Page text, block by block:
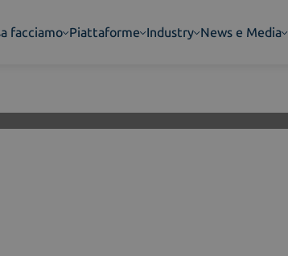
facciamo Piattaforme Industry News e Media